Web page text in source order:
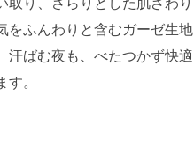
をふんわりと含むガーゼ生地
汗ばむ夜も、べたつかず快適
。